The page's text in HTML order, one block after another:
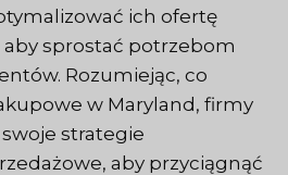
ich ofertę
sprostać potrzebom
Rozumiejąc, co
w Maryland, firmy
strategie
aby przyciągnąć